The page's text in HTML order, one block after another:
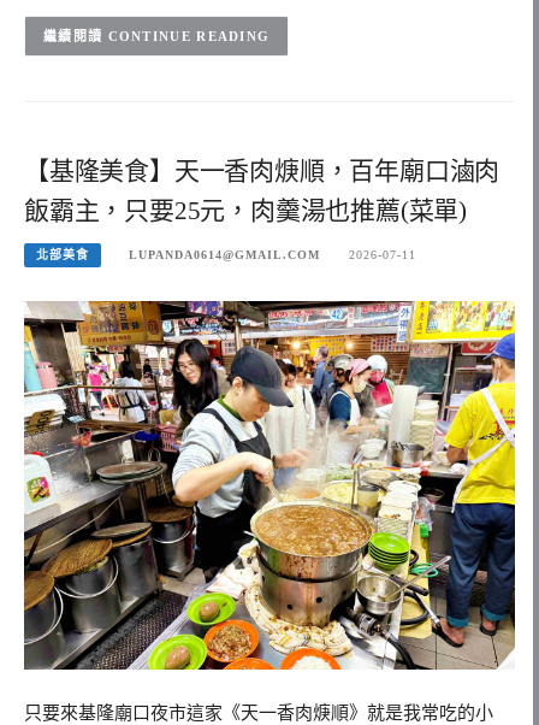
CONTINUE READING
【基隆美食】天一香肉焿順，百年廟口滷肉
飯霸主，只要25元，肉羹湯也推薦(菜單)
北部美食 LUPANDA0614@GMAIL.COM 2026-07-11
只要來基隆廟口夜市這家《天一香肉焿順》就是我常吃的小